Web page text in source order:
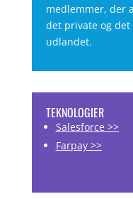
medlemmer, der
det private og
udlandet.
TEKNOLOGIER
Salesforce >>
Farpay >>